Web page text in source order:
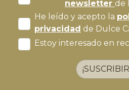
newsletter de
He leído y acepto la
privacidad de Dulce
Estoy interesado en